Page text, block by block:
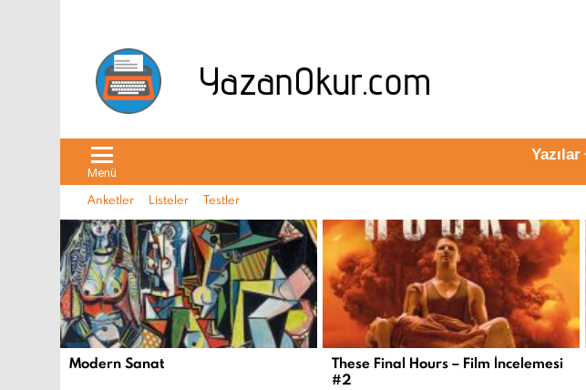
Menü
Yazılar
Anketler Listeler Testler
EN
YENI
İÇERIKLER
Modern Sanat
These Final Hours – Film İncelemesi
#2